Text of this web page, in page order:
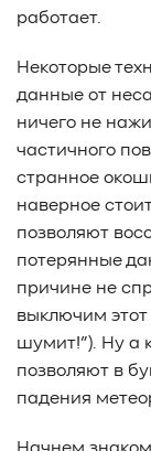
работает.
Некоторые
данные от
ничего не
частичного
странное
наверное
позволяют
потерянные
причине не
выключим
шумит!”). Ну а
позволяют в
падения